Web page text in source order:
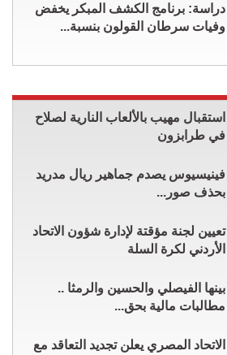
دراسة: برنامج الكشف المبكر يخفض
وفيات سرطان القولون بنسبة...
استقبال مهيب بالألعاب النارية لصلاح
في طرابزون
فينيسيوس يصدم جماهير ريال مدريد
بحذف صور...
تعيين لجنة مؤقتة لإدارة شؤون الاتحاد
الأردني لكرة السلة
بينها الفيصلي والحسين والرمثا ..
مطالبات مالية بحق...
الاتحاد المصري يعلن تجديد التعاقد مع